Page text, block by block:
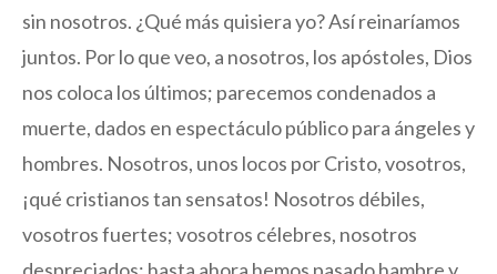
sin nosotros. ¿Qué más quisiera yo? Así reinaríamos
juntos. Por lo que veo, a nosotros, los apóstoles, Dios
nos coloca los últimos; parecemos condenados a
muerte, dados en espectáculo público para ángeles y
hombres. Nosotros, unos locos por Cristo, vosotros,
¡qué cristianos tan sensatos! Nosotros débiles,
vosotros fuertes; vosotros célebres, nosotros